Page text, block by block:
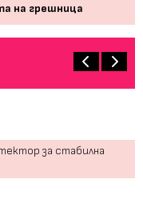
на грешница
за стабилна